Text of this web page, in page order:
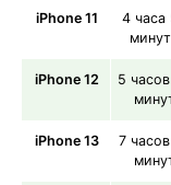
iPhone 11
4 часа
iPhone 12
5
iPhone 13
7